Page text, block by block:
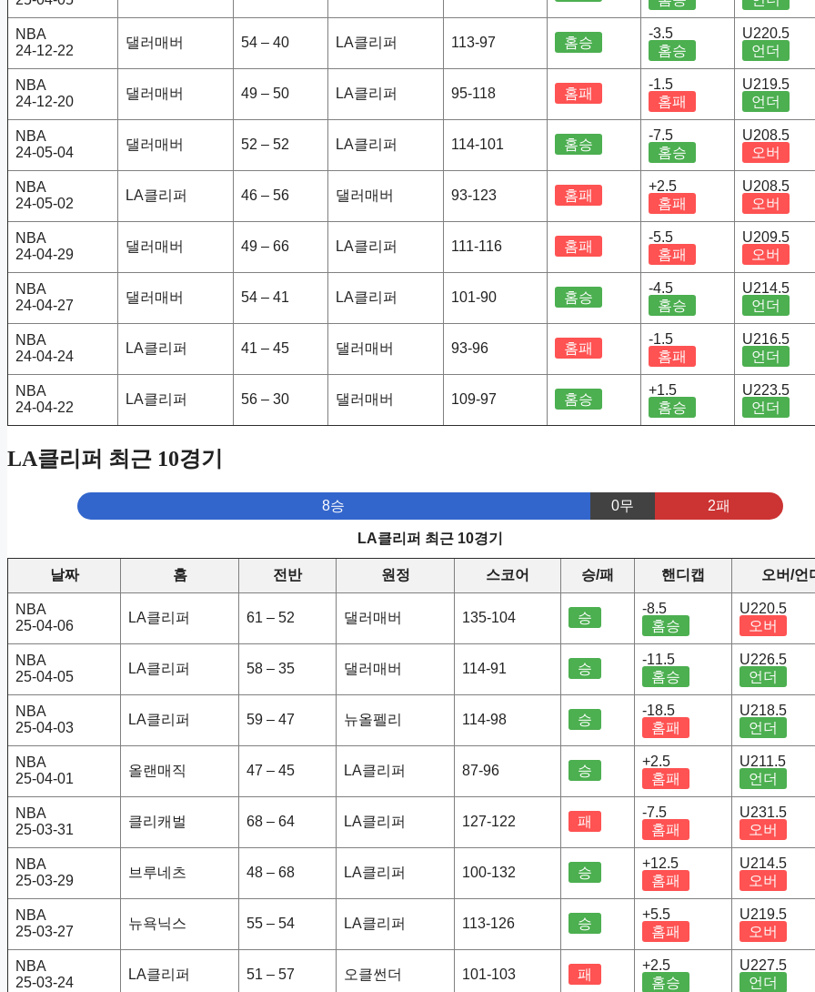
NBA
24-12-22
댈러매버 54 – 40 LA클리퍼 113-97 홈승
-3.5
홈승
U220.5
언더
NBA
24-12-20
댈러매버 49 – 50 LA클리퍼 95-118 홈패
-1.5
홈패
U219.5
언더
NBA
24-05-04
댈러매버 52 – 52 LA클리퍼 114-101 홈승
-7.5
홈승
U208.5
오버
NBA
24-05-02
LA클리퍼 46 – 56 댈러매버 93-123 홈패
+2.5
홈패
U208.5
오버
NBA
24-04-29
댈러매버 49 – 66 LA클리퍼 111-116 홈패
-5.5
홈패
U209.5
오버
NBA
24-04-27
댈러매버 54 – 41 LA클리퍼 101-90 홈승
-4.5
홈승
U214.5
언더
NBA
24-04-24
LA클리퍼 41 – 45 댈러매버 93-96 홈패
-1.5
홈패
U216.5
언더
NBA
24-04-22
LA클리퍼 56 – 30 댈러매버 109-97 홈승
+1.5
홈승
U223.5
언더
LA클리퍼 최근 10경기
8승 0무 2패
LA클리퍼 최근 10경기
날짜 홈 전반 원정 스코어 승/패 핸디캡 오버/언
NBA
25-04-06
LA클리퍼 61 – 52 댈러매버 135-104 승
-8.5
홈승
U220.5
오버
NBA
25-04-05
LA클리퍼 58 – 35 댈러매버 114-91 승
-11.5
홈승
U226.5
언더
NBA
25-04-03
LA클리퍼 59 – 47 뉴올펠리 114-98 승
-18.5
홈패
U218.5
언더
NBA
25-04-01
올랜매직 47 – 45 LA클리퍼 87-96 승
+2.5
홈패
U211.5
언더
NBA
25-03-31
클리캐벌 68 – 64 LA클리퍼 127-122 패
-7.5
홈패
U231.5
오버
NBA
25-03-29
브루네츠 48 – 68 LA클리퍼 100-132 승
+12.5
홈패
U214.5
오버
NBA
25-03-27
뉴욕닉스 55 – 54 LA클리퍼 113-126 승
+5.5
홈패
U219.5
오버
NBA
25-03-24
LA클리퍼 51 – 57 오클썬더 101-103 패
+2.5
홈승
U227.5
언더